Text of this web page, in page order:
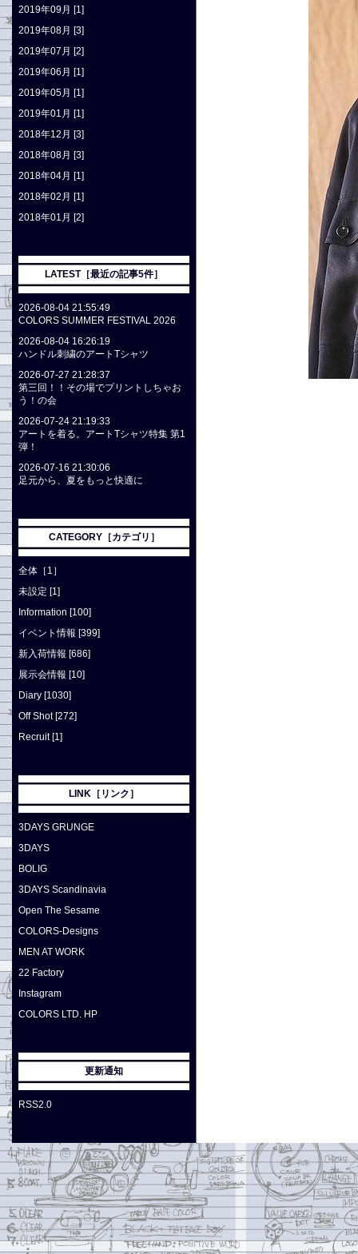
2019年09月 [1]
2019年08月 [3]
2019年07月 [2]
2019年06月 [1]
2019年05月 [1]
2019年01月 [1]
2018年12月 [3]
2018年08月 [3]
2018年04月 [1]
2018年02月 [1]
2018年01月 [2]
LATEST［最近の記事5件］
2026-08-04 21:55:49
COLORS SUMMER FESTIVAL 2026
2026-08-04 16:26:19
ハンドル刺繍のアートTシャツ
2026-07-27 21:28:37
第三回！！その場でプリントしちゃお
う！の会
2026-07-24 21:19:33
アートを着る。アートTシャツ特集 第1
弾！
2026-07-16 21:30:06
足元から、夏をもっと快適に
CATEGORY［カテゴリ］
全体［1］
未設定 [1]
Information [100]
イベント情報 [399]
新入荷情報 [686]
展示会情報 [10]
Diary [1030]
Off Shot [272]
Recruit [1]
LINK［リンク］
3DAYS GRUNGE
3DAYS
BOLIG
3DAYS Scandinavia
Open The Sesame
COLORS-Designs
MEN AT WORK
22 Factory
Instagram
COLORS LTD. HP
更新通知
RSS2.0